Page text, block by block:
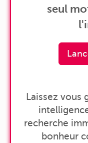
seul
Laissez vous
recherche
bonheur